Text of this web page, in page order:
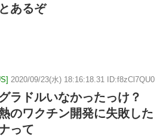
あるぞ
2020/09/23(水) 18:16:18.31 ID:f8zCl7QU0
ラドルいなかったっけ？
のワクチン開発に失敗した
って